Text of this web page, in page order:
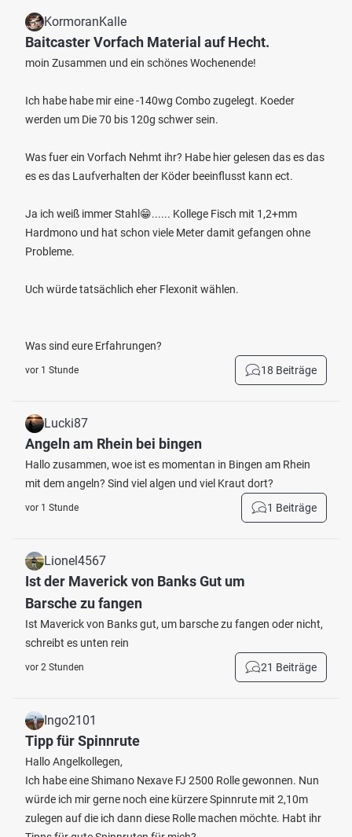
KormoranKalle
Baitcaster Vorfach Material auf Hecht.
moin Zusammen und ein schönes Wochenende!
Ich habe habe mir eine -140wg Combo zugelegt. Koeder
werden um Die 70 bis 120g schwer sein.
Was fuer ein Vorfach Nehmt ihr? Habe hier gelesen das es das
es es das Laufverhalten der Köder beeinflusst kann ect.
Ja ich weiß immer Stahl😁...... Kollege Fisch mit 1,2+mm
Hardmono und hat schon viele Meter damit gefangen ohne
Probleme.
Uch würde tatsächlich eher Flexonit wählen.
Was sind eure Erfahrungen?
vor 1 Stunde 18 Beiträge
Lucki87
Angeln am Rhein bei bingen
Hallo zusammen, woe ist es momentan in Bingen am Rhein
mit dem angeln? Sind viel algen und viel Kraut dort?
vor 1 Stunde 1 Beiträge
Lionel4567
Ist der Maverick von Banks Gut um
Barsche zu fangen
Ist Maverick von Banks gut, um barsche zu fangen oder nicht,
schreibt es unten rein
vor 2 Stunden 21 Beiträge
Ingo2101
Tipp für Spinnrute
Hallo Angelkollegen,
Ich habe eine Shimano Nexave FJ 2500 Rolle gewonnen. Nun
würde ich mir gerne noch eine kürzere Spinnrute mit 2,10m
zulegen auf die ich dann diese Rolle machen möchte. Habt ihr